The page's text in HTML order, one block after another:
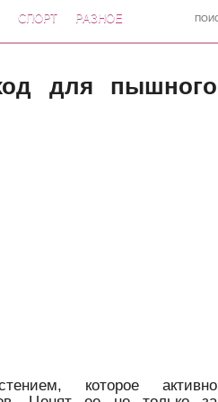
СПОРТ РАЗНОЕ
для пышного
которое активно